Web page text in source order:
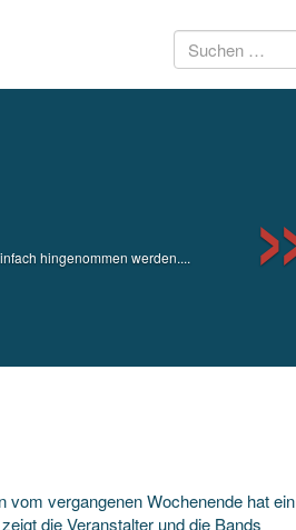
Suchen
hingenommen werden....
vom vergangenen Wochenende hat ein
die Veranstalter und die Bands